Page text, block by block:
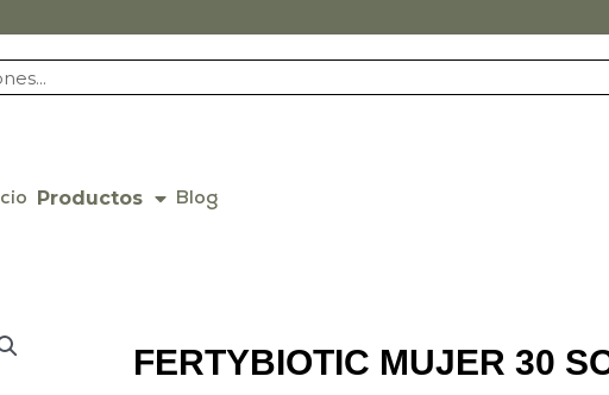
Productos Blog
FERTYBIOTIC MUJER 30